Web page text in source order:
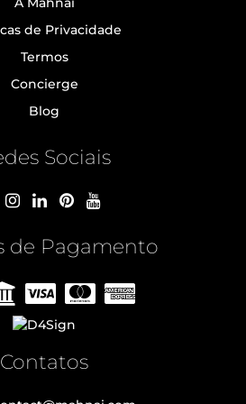
de Privacidade
Termos
Concierge
Blog
Sociais
de Pagamento
Contatos